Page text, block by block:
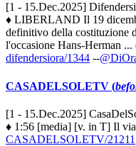
[1 - 15.Dec.2025]
♦ LIBERLAND Il 19
definitivo della costituzione
l'occasione Hans-Herman
difendersiora/1344 --
CASADELSOLETV (
[1 - 15.Dec.2025]
♦ 1:56 [media] [v. in T] Il
CASADELSOLETV/21211